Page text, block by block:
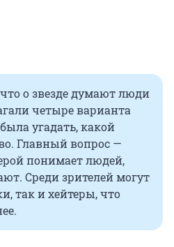
о звезде думают люди
четыре варианта
угадать, какой
Главный вопрос —
понимает людей,
Среди зрителей могут
так и хейтеры, что